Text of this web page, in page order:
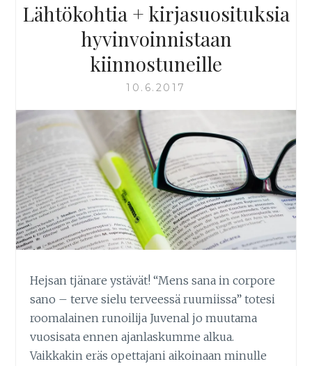
Lähtökohtia + kirjasuosituksia
hyvinvoinnistaan
kiinnostuneille
10.6.2017
Hejsan tjänare ystävät! “Mens sana in corpore
sano – terve sielu terveessä ruumiissa” totesi
roomalainen runoilija Juvenal jo muutama
vuosisata ennen ajanlaskumme alkua.
Vaikkakin eräs opettajani aikoinaan minulle